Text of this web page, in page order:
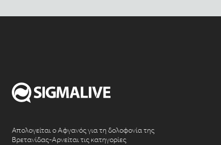
Απολογείται ο Αφγανός για τη δολοφονία της
Βρετανίδας-Αρνείται τις κατηγορίες